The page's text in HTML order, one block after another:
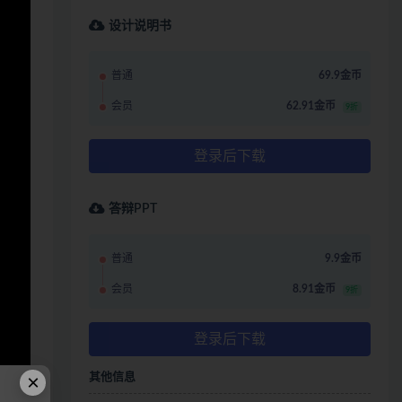
设计说明书
普通 69.9金币
会员 62.91金币 9折
登录后下载
答辩PPT
普通 9.9金币
会员 8.91金币 9折
登录后下载
其他信息
×